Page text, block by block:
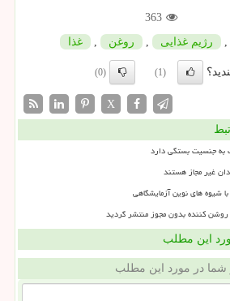
363
, رژیم غذایی , روغن , غذا
(1)
(0)
X
به جنسیت بستگی دارد
غیر مجاز هستند
شیوه های نوین آزمایشگاهی
کننده بدون مجوز منتشر گردید
این مطلب
شما در مورد این مطلب